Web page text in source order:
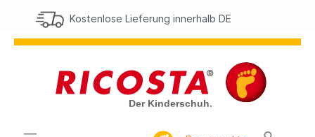
innerhalb DE